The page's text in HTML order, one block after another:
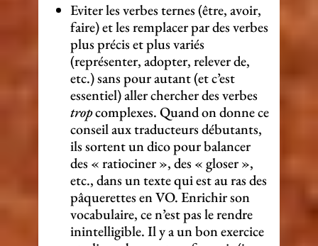
Eviter les verbes ternes (être, avoir,
faire) et les remplacer par des verbes
plus précis et plus variés
(représenter, adopter, relever de,
etc.) sans pour autant (et c’est
essentiel) aller chercher des verbes
tropcomplexes. Quand on donne ce
conseil aux traducteurs débutants,
ils sortent un dico pour balancer
des « ratiociner », des « gloser »,
etc., dans un texte qui est au ras des
pâquerettes en VO. Enrichir son
vocabulaire, ce n’est pas le rendre
inintelligible. Il y a un bon exercice